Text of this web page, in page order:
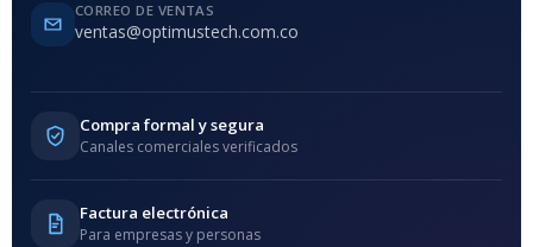
CORREO DE VENTAS
ventas@optimustech.com.co
Compra formal y segura
Canales comerciales verificados
Factura electrónica
Para empresas y personas